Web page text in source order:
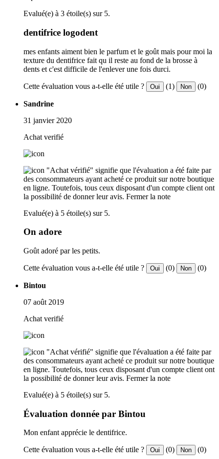
Evalué(e) à 3 étoile(s) sur 5.
dentifrice logodent
mes enfants aiment bien le parfum et le goût mais pour moi la
texture du dentifrice fait qu il reste au fond de la brosse à
dents et c'est difficile de l'enlever une fois durci.
Cette évaluation vous a-t-elle été utile ? Oui (1) Non (0)
Sandrine
31 janvier 2020
Achat verifié
"Achat vérifié" signifie que l'évaluation a été faite par
des consommateurs ayant acheté ce produit sur notre boutique
en ligne. Toutefois, tous ceux disposant d'un compte client ont
la possibilité de donner leur avis. Fermer la note
Evalué(e) à 5 étoile(s) sur 5.
On adore
Goût adoré par les petits.
Cette évaluation vous a-t-elle été utile ? Oui (0) Non (0)
Bintou
07 août 2019
Achat verifié
"Achat vérifié" signifie que l'évaluation a été faite par
des consommateurs ayant acheté ce produit sur notre boutique
en ligne. Toutefois, tous ceux disposant d'un compte client ont
la possibilité de donner leur avis. Fermer la note
Evalué(e) à 5 étoile(s) sur 5.
Évaluation donnée par Bintou
Mon enfant apprécie le dentifrice.
Cette évaluation vous a-t-elle été utile ? Oui (0) Non (0)